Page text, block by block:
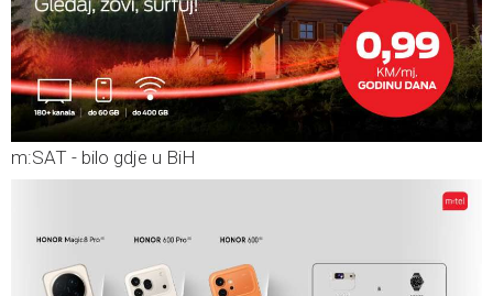
m:SAT - bilo gdje u BiH